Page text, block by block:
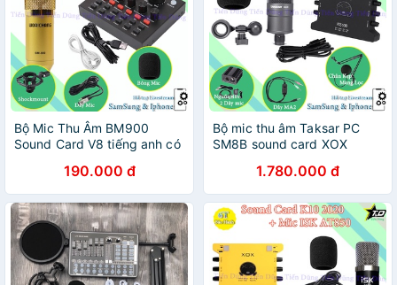
Bộ Mic Thu Âm BM900
Sound Card V8 tiếng anh có
live stream là đã có thể thu
âm livestream
190.000 đ
Bộ mic thu âm Taksar PC
SM8B sound card XOX
nguồn 48V 2 dây canon- Bộ
live stream sound card
ks108
1.780.000 đ